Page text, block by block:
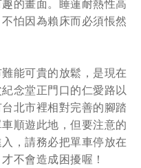
的畫面。睡蓮耐熱性高
怕因為賴床而必須悵然
能可貴的放鬆，是現在
念堂正門口的仁愛路以
北市裡相對完善的腳踏
順遊此地，但要注意的
，請務必把單車停放在
不會造成困擾喔！